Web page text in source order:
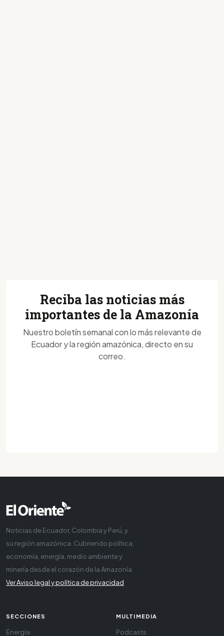
Reciba las noticias más
importantes de la Amazonía
Nuestro boletín semanal con lo más relevante de
Ecuador y la región amazónica, directo en su
correo.
Noticias de Ecuador, Colombia y Perú, y
su región amazónica. Cubriendo política,
economía, energía, medio ambiente y
minería desde el corazón de la Amazonía
Ver Aviso legal y política de privacidad
SECCIONES
Energía
MULTIMEDIA
Podcasts